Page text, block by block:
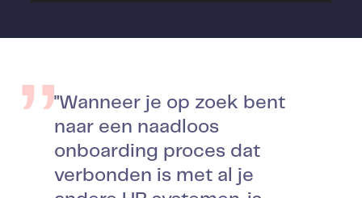
"Wanneer je op zoek bent
naar een naadloos
onboarding proces dat
verbonden is met al je